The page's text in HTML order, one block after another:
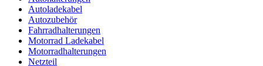
Autoladekabel
Autozubehör
Fahrradhalterungen
Motorrad Ladekabel
Motorradhalterungen
Netzteil